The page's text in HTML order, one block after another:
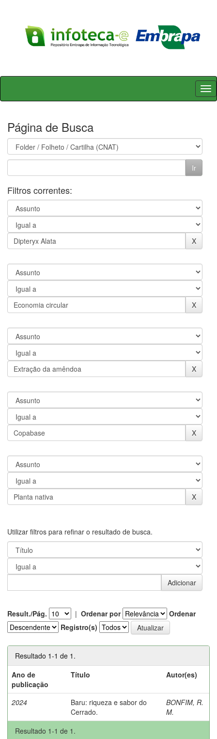
Skip
Página de Busca
Filtros correntes:
Utilizar filtros para refinar o resultado de busca.
Result./Pág. | Ordenar por
Ordenar
Registro(s)
Resultado 1-1 de 1.
Ano de
publicação
Título Autor(es)
2024
Baru: riqueza e sabor do
Cerrado.
BONFIM, R.
M.
Resultado 1-1 de 1.